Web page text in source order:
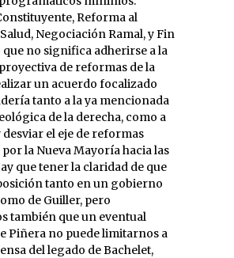
Reforma al
Negociación Ramal, y Fin
que no significa adherirse a la
de reformas de la
un acuerdo focalizado
tanto a la ya mencionada
de la derecha, como a
el eje de reformas
la Nueva Mayoría hacia las
que tener la claridad de que
tanto en un gobierno
de Guiller, pero
también que un eventual
Piñera no puede limitarnos a
del legado de Bachelet,